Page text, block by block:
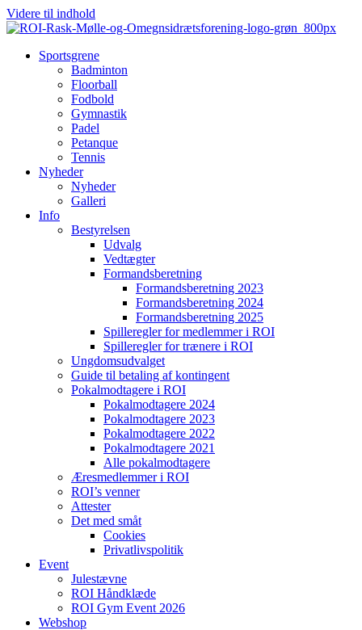
Videre til indhold
Sportsgrene
Badminton
Floorball
Fodbold
Gymnastik
Padel
Petanque
Tennis
Nyheder
Nyheder
Galleri
Info
Bestyrelsen
Udvalg
Vedtægter
Formandsberetning
Formandsberetning 2023
Formandsberetning 2024
Formandsberetning 2025
Spilleregler for medlemmer i ROI
Spilleregler for trænere i ROI
Ungdomsudvalget
Guide til betaling af kontingent
Pokalmodtagere i ROI
Pokalmodtagere 2024
Pokalmodtagere 2023
Pokalmodtagere 2022
Pokalmodtagere 2021
Alle pokalmodtagere
Æresmedlemmer i ROI
ROI’s venner
Attester
Det med småt
Cookies
Privatlivspolitik
Event
Julestævne
ROI Håndklæde
ROI Gym Event 2026
Webshop